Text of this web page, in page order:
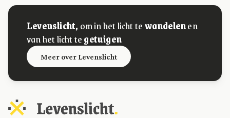
Levenslicht, om in het licht tewandelenen
van het licht tegetuigen
Meer over Levenslicht